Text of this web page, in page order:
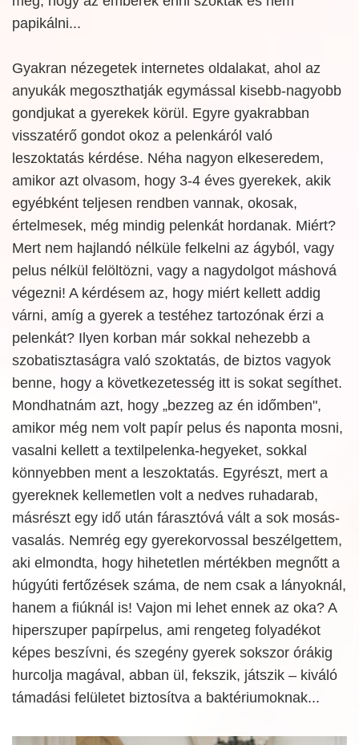
papikálni...
Gyakran nézegetek internetes oldalakat, ahol az
anyukák megoszthatják egymással kisebb-nagyobb
gondjukat a gyerekek körül. Egyre gyakrabban
visszatérő gondot okoz a pelenkáról való
leszoktatás kérdése. Néha nagyon elkeseredem,
amikor azt olvasom, hogy 3-4 éves gyerekek, akik
egyébként teljesen rendben vannak, okosak,
értelmesek, még mindig pelenkát hordanak. Miért?
Mert nem hajlandó nélküle felkelni az ágyból, vagy
pelus nélkül felöltözni, vagy a nagydolgot máshová
végezni! A kérdésem az, hogy miért kellett addig
várni, amíg a gyerek a testéhez tartozónak érzi a
pelenkát? Ilyen korban már sokkal nehezebb a
szobatisztaságra való szoktatás, de biztos vagyok
benne, hogy a következetesség itt is sokat segíthet.
Mondhatnám azt, hogy „bezzeg az én időmben",
amikor még nem volt papír pelus és naponta mosni,
vasalni kellett a textilpelenka-hegyeket, sokkal
könnyebben ment a leszoktatás. Egyrészt, mert a
gyereknek kellemetlen volt a nedves ruhadarab,
másrészt egy idő után fárasztóvá vált a sok mosás-
vasalás. Nemrég egy gyerekorvossal beszélgettem,
aki elmondta, hogy hihetetlen mértékben megnőtt a
húgyúti fertőzések száma, de nem csak a lányoknál,
hanem a fiúknál is! Vajon mi lehet ennek az oka? A
hiperszuper papírpelus, ami rengeteg folyadékot
képes beszívni, és szegény gyerek sokszor órákig
hurcolja magával, abban ül, fekszik, játszik – kiváló
támadási felületet biztosítva a baktériumoknak...